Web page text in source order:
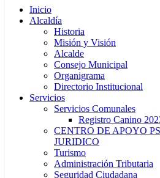
Inicio
Alcaldía
Historia
Misión y Visión
Alcalde
Consejo Municipal
Organigrama
Directorio Institucional
Servicios
Servicios Comunales
Registro Canino
CENTRO DE APOYO
JURIDICO
Turismo
Administración Tributaria
Seguridad Ciudadana